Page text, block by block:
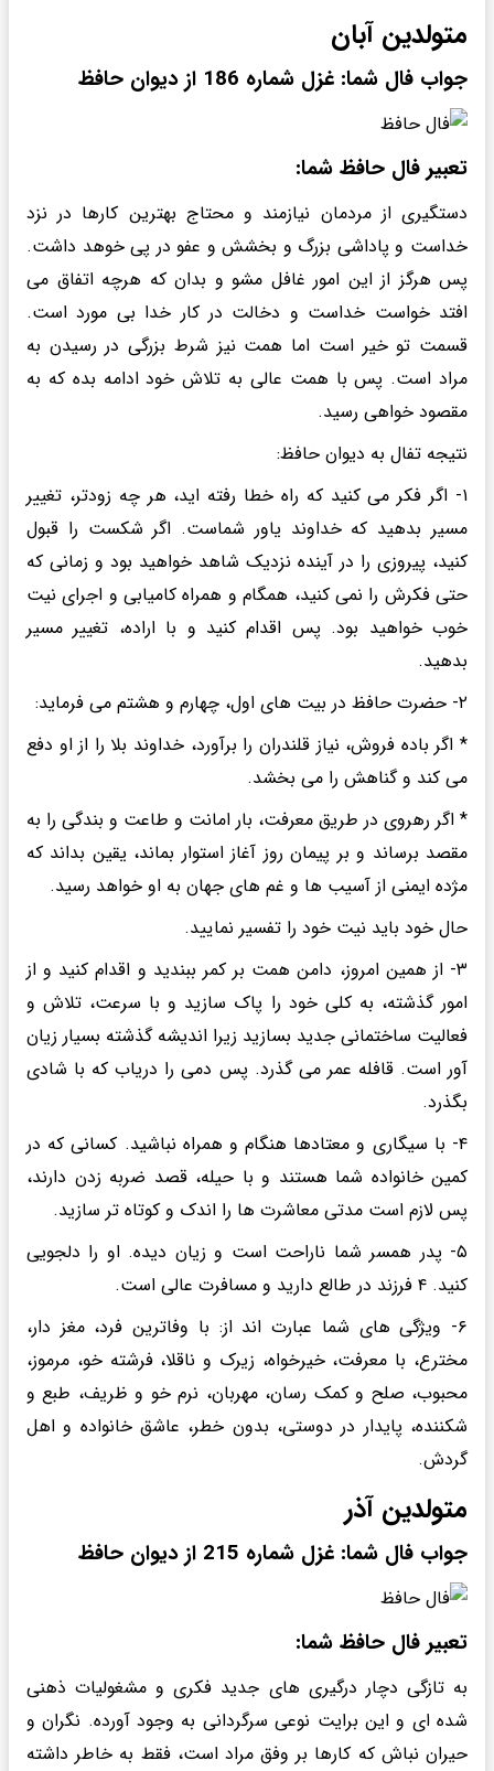
متولدین آبان
جواب فال شما: غزل شماره 186 از دیوان حافظ
تعبیر فال حافظ شما:
دستگیری از مردمان نیازمند و محتاج بهترین کارها در نزد
خداست و پاداشی بزرگ و بخشش و عفو در پی خوهد داشت.
پس هرگز از این امور غافل مشو و بدان که هرچه اتفاق می
افتد خواست خداست و دخالت در کار خدا بی مورد است.
قسمت تو خیر است اما همت نیز شرط بزرگی در رسیدن به
مراد است. پس با همت عالی به تلاش خود ادامه بده که به
مقصود خواهی رسید.
نتیجه تفال به دیوان حافظ:
۱- اگر فکر می کنید که راه خطا رفته اید، هر چه زودتر، تغییر
مسیر بدهید که خداوند یاور شماست. اگر شکست را قبول
کنید، پیروزی را در آینده نزدیک شاهد خواهید بود و زمانی که
حتی فکرش را نمی کنید، همگام و همراه کامیابی و اجرای نیت
خوب خواهید بود. پس اقدام کنید و با اراده، تغییر مسیر
بدهید.
۲- حضرت حافظ در بیت های اول، چهارم و هشتم می فرماید:
* اگر باده فروش، نیاز قلندران را برآورد، خداوند بلا را از او دفع
می کند و گناهش را می بخشد.
* اگر رهروی در طریق معرفت، بار امانت و طاعت و بندگی را به
مقصد برساند و بر پیمان روز آغاز استوار بماند، یقین بداند که
مژده ایمنی از آسیب ها و غم های جهان به او خواهد رسید.
حال خود باید نیت خود را تفسیر نمایید.
۳- از همین امروز، دامن همت بر کمر ببندید و اقدام کنید و از
امور گذشته، به کلی خود را پاک سازید و با سرعت، تلاش و
فعالیت ساختمانی جدید بسازید زیرا اندیشه گذشته بسیار زیان
آور است. قافله عمر می گذرد. پس دمی را دریاب که با شادی
بگذرد.
۴- با سیگاری و معتادها هنگام و همراه نباشید. کسانی که در
کمین خانواده شما هستند و با حیله، قصد ضربه زدن دارند،
پس لازم است مدتی معاشرت ها را اندک و کوتاه تر سازید.
۵- پدر همسر شما ناراحت است و زیان دیده. او را دلجویی
کنید. ۴ فرزند در طالع دارید و مسافرت عالی است.
۶- ویژگی های شما عبارت اند از: با وفاترین فرد، مغز دار،
مخترع، با معرفت، خیرخواه، زیرک و ناقلا، فرشته خو، مرموز،
محبوب، صلح و کمک رسان، مهربان، نرم خو و ظریف، طبع و
شکننده، پایدار در دوستی، بدون خطر، عاشق خانواده و اهل
گردش.
متولدین آذر
جواب فال شما: غزل شماره 215 از دیوان حافظ
تعبیر فال حافظ شما:
به تازگی دچار درگیری های جدید فکری و مشغولیات ذهنی
شده ای و این برایت نوعی سرگردانی به وجود آورده. نگران و
حیران نباش که کارها بر وفق مراد است، فقط به خاطر داشته